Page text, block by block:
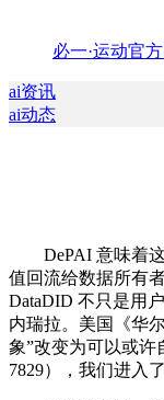
必一·运动官
ai资讯
ai动态
DePAI 意味着这
值回流给数据所有
DataDID 不只是用
内瑞拉。美国《华
象”改变为可以或许
7829），我们进入